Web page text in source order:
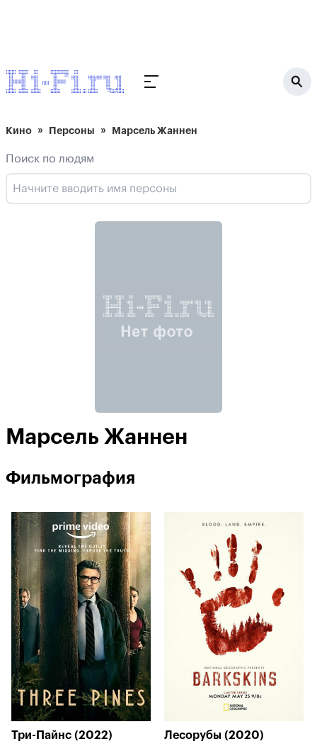
Кино Персоны Марсель Жаннен
Поиск по людям
Марсель Жаннен
Фильмография
Три-Пайнс (2022) Лесорубы (2020)